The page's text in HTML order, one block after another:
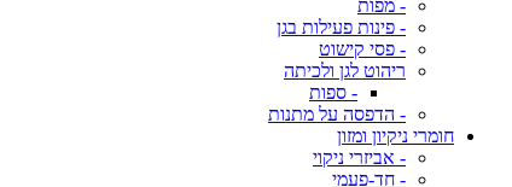
- מפות
- פינות פעילות בגן
- פסי קישוט
ריהוט לגן ולכיתה
- ספות
- הדפסה על מתנות
חומרי ניקיון ומזון
- אביזרי ניקוי
- חד-פעמי